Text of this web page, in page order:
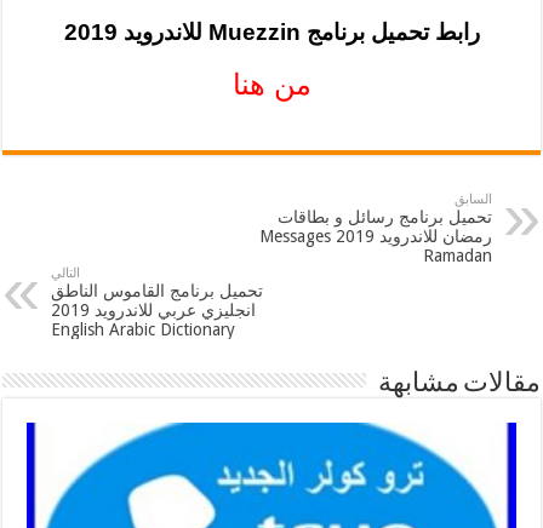
رابط تحميل برنامج Muezzin للاندرويد 2019
من هنا
السابق
تحميل برنامج رسائل و بطاقات
رمضان للاندرويد 2019 Messages
Ramadan
التالي
تحميل برنامج القاموس الناطق
انجليزي عربي للاندرويد 2019
English Arabic Dictionary
مقالات مشابهة